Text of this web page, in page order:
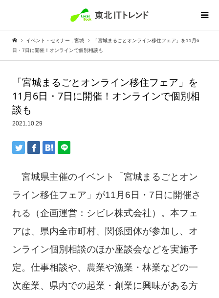
イベント・セミナー 宮城
「宮城まるごとオンライン移住フェア」を11月6
日・7日に開催！オンラインで個別相談も
「宮城まるごとオンライン移住フェア」を
11月6日・7日に開催！オンラインで個別相
談も
2021.10.29
宮城県主催のイベント「宮城まるごとオン
ライン移住フェア」が11月6日・7日に開催さ
れる（企画運営：シビレ株式会社）。本フェ
アは、県内全市町村、関係団体が参加し、オ
ンライン個別相談のほか座談会などを実施予
定。仕事相談や、農業や漁業・林業などの一
次産業、県内での起業・創業に興味がある方